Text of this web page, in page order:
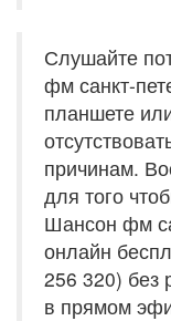
Слушайте
фм санкт-
планшете
причинам.
для того
Шансон фм
онлайн
256 320) без
в прямом